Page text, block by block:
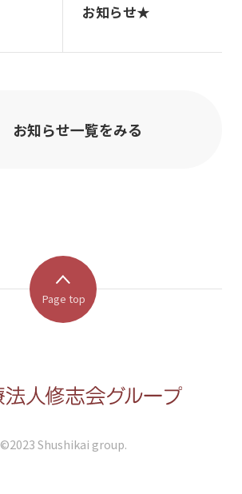
お知らせ★
お知らせ一覧をみる
Page top
©︎2023 Shushikai group.